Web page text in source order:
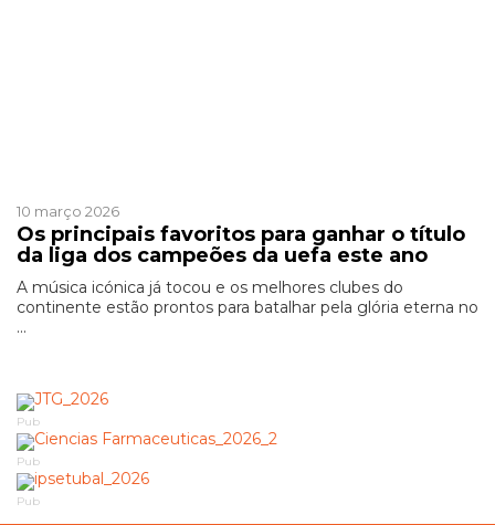
10 março 2026
Os principais favoritos para ganhar o título
da liga dos campeões da uefa este ano
A música icónica já tocou e os melhores clubes do
continente estão prontos para batalhar pela glória eterna no
...
Pub
Pub
Pub